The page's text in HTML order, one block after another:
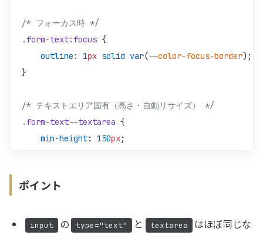
/* フォーカス時 */
.form-text:focus {
    outline
: 1px solid var(--color-focus-border);
}
/* テキストエリア固有（高さ・自動リサイズ） */
.form-text--textarea {
    min-height
: 150px;
ポイント
input の type="text" と textarea
はほぼ同じな